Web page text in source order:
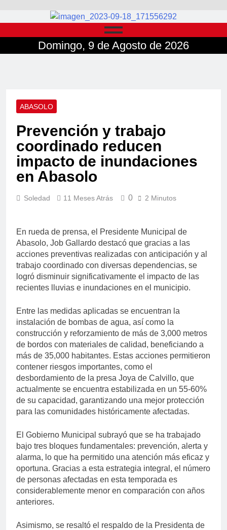
Domingo, 9 de Agosto de 2026
ABASOLO
Prevención y trabajo
coordinado reducen
impacto de inundaciones
en Abasolo
Soledad 11 Meses Atrás 0 2 Minutos
En rueda de prensa, el Presidente Municipal de
Abasolo, Job Gallardo destacó que gracias a las
acciones preventivas realizadas con anticipación y al
trabajo coordinado con diversas dependencias, se
logró disminuir significativamente el impacto de las
recientes lluvias e inundaciones en el municipio.
Entre las medidas aplicadas se encuentran la
instalación de bombas de agua, así como la
construcción y reforzamiento de más de 3,000 metros
de bordos con materiales de calidad, beneficiando a
más de 35,000 habitantes. Estas acciones permitieron
contener riesgos importantes, como el
desbordamiento de la presa Joya de Calvillo, que
actualmente se encuentra estabilizada en un 55-60%
de su capacidad, garantizando una mejor protección
para las comunidades históricamente afectadas.
El Gobierno Municipal subrayó que se ha trabajado
bajo tres bloques fundamentales: prevención, alerta y
alarma, lo que ha permitido una atención más eficaz y
oportuna. Gracias a esta estrategia integral, el número
de personas afectadas en esta temporada es
considerablemente menor en comparación con años
anteriores.
Asimismo, se resaltó el respaldo de la Presidenta de